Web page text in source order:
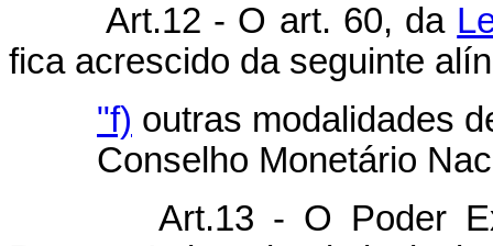
Art.12 - O art. 60, da
fica acrescido da seguinte
"f) outras modalidades
Conselho Monetário
Art.13 - O Poder